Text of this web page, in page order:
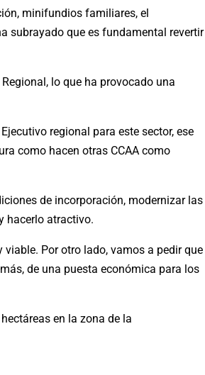
minifundios familiares, el
subrayado que es fundamental revertir
lo que ha provocado una
regional para este sector, ese
como hacen otras CCAA como
de incorporación, modernizar las
hacerlo atractivo.
Por otro lado, vamos a pedir que
de una puesta económica para los
en la zona de la